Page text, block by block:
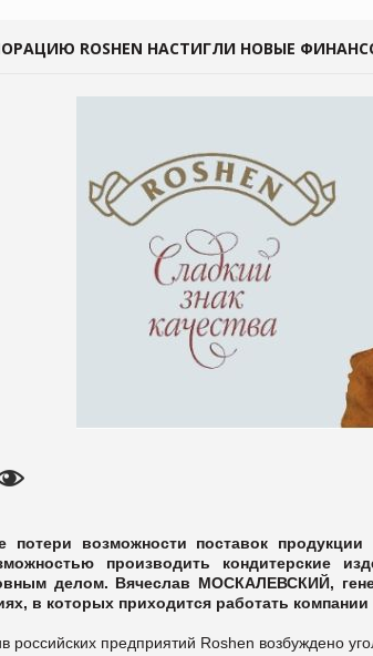
ROSHEN НАСТИГЛИ НОВЫЕ
потери возможности поставок
производить кондитерские
делом. Вячеслав МОСКАЛЕВСКИЙ,
в которых приходится работать
российских предприятий Roshen возбуждено